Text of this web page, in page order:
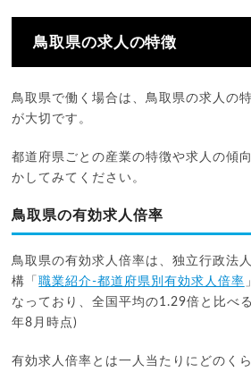
鳥取県の求人の特徴
鳥取県で働く場合は、鳥取県の求人の
が大切です。
都道府県ごとの産業の特徴や求人の傾
かしてみてください。
鳥取県の有効求人倍率
鳥取県の有効求人倍率は、独立行政法
構「職業紹介-都道府県別有効求人倍率
なっており、全国平均の1.29倍と比べ
年8月時点)
有効求人倍率とは一人当たりにどのく